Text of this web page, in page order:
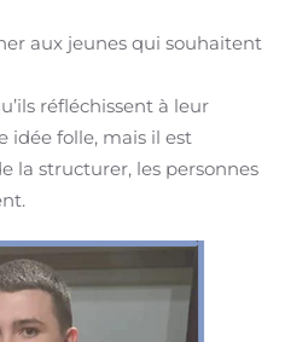
aux jeunes qui souhaitent
réfléchissent à leur
idée folle, mais il est
la structurer, les personnes